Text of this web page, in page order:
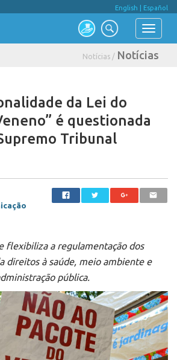
English Español
Notícias / Notícias
da Lei do
é questionada
Tribunal
flexibiliza a regulamentação dos
direitos à saúde, meio ambiente e
pública.